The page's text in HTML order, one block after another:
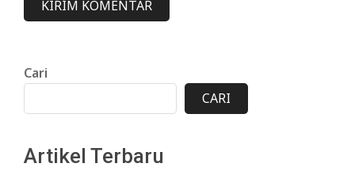
Cari
CARI
Artikel Terbaru